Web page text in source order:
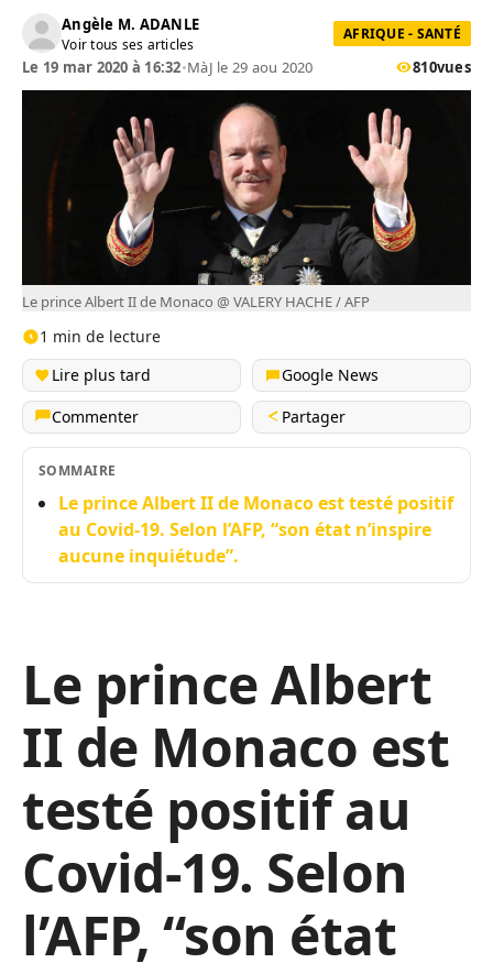
Angèle M. ADANLE
Voir tous ses articles
AFRIQUE - SANTÉ
Le 19 mar 2020 à 16:32•MàJ le 29 aou 2020 810vues
Le prince Albert II de Monaco @ VALERY HACHE / AFP
1 min de lecture
Lire plus tard
Google News
Commenter
Partager
SOMMAIRE
Le prince Albert II de Monaco est testé positif
au Covid-19. Selon l’AFP, “son état n’inspire
aucune inquiétude”.
Le prince Albert
II de Monaco est
testé positif au
Covid-19. Selon
l’AFP, “son état